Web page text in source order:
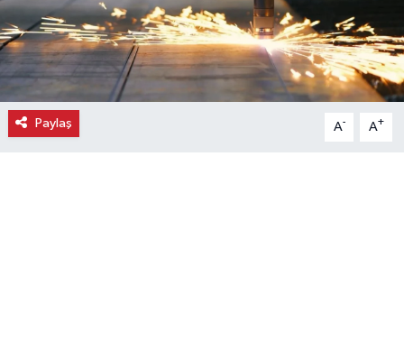
Paylaş A- A+
Gündem
Gurme
Haber